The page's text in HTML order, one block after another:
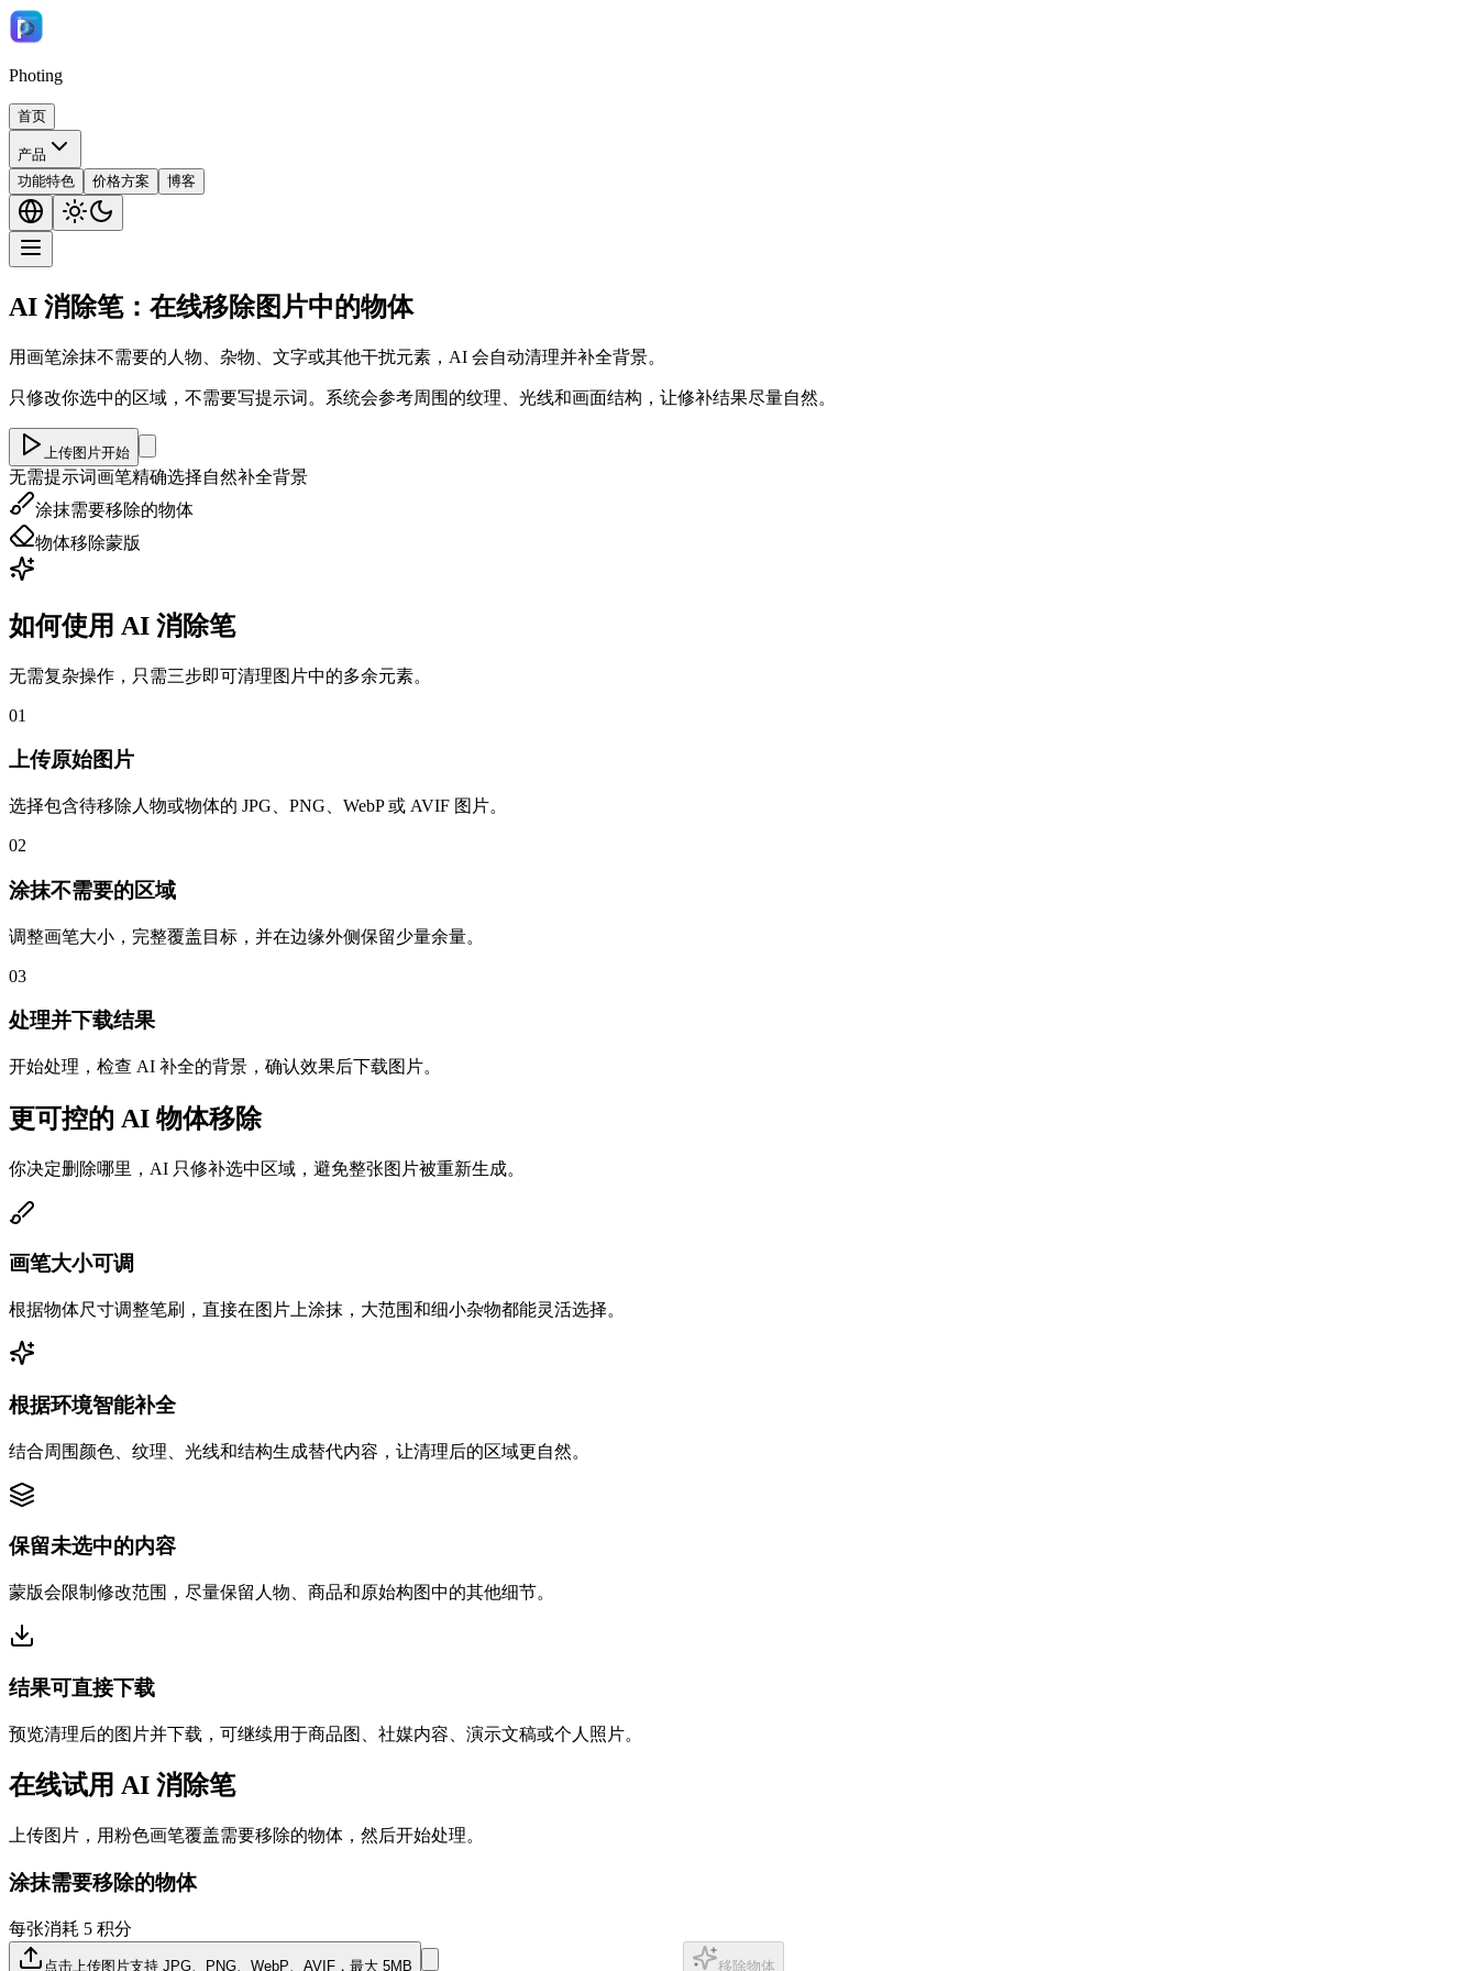
Photing
首页
产品
功能特色
价格方案 博客
AI 消除笔：在线移除图片中的物体
用画笔涂抹不需要的人物、杂物、文字或其他干扰元素，AI 会自动清理并补全背景。
只修改你选中的区域，不需要写提示词。系统会参考周围的纹理、光线和画面结构，让修补结果尽量自然。
上传图片开始
无需提示词画笔精确选择自然补全背景
涂抹需要移除的物体
物体移除蒙版
如何使用 AI 消除笔
无需复杂操作，只需三步即可清理图片中的多余元素。
01
上传原始图片
选择包含待移除人物或物体的 JPG、PNG、WebP 或 AVIF 图片。
02
涂抹不需要的区域
调整画笔大小，完整覆盖目标，并在边缘外侧保留少量余量。
03
处理并下载结果
开始处理，检查 AI 补全的背景，确认效果后下载图片。
更可控的 AI 物体移除
你决定删除哪里，AI 只修补选中区域，避免整张图片被重新生成。
画笔大小可调
根据物体尺寸调整笔刷，直接在图片上涂抹，大范围和细小杂物都能灵活选择。
根据环境智能补全
结合周围颜色、纹理、光线和结构生成替代内容，让清理后的区域更自然。
保留未选中的内容
蒙版会限制修改范围，尽量保留人物、商品和原始构图中的其他细节。
结果可直接下载
预览清理后的图片并下载，可继续用于商品图、社媒内容、演示文稿或个人照片。
在线试用 AI 消除笔
上传图片，用粉色画笔覆盖需要移除的物体，然后开始处理。
涂抹需要移除的物体
每张消耗 5 积分
点击上传图片支持 JPG、PNG、WebP、AVIF，最大 5MB 移除物体